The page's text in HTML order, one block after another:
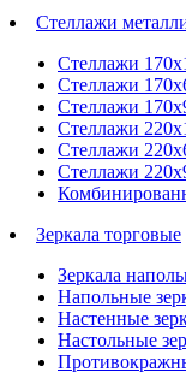
Стеллажи
Стеллажи
Стеллажи
Стеллажи
Стеллажи
Стеллажи
Стеллажи
Зеркала торговые
Зеркала
Напольные
Настенные
Настольные